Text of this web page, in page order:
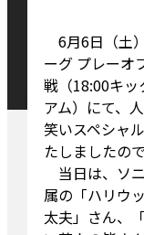
6月6日（土
ーグ プレーオ
戦（18:00キッ
アム）にて、
笑いスペシャ
たしましたの
当日は、ソ
属の「ハリウ
太夫」さん、